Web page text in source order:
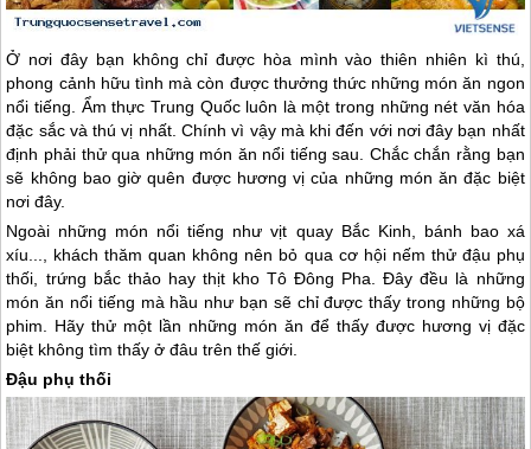
Ở nơi đây bạn không chỉ được hòa mình vào thiên nhiên kì thú,
phong cảnh hữu tình mà còn được thưởng thức những món ăn ngon
nổi tiếng. Ẩm thực Trung Quốcluôn là một trong những nét văn hóa
đặc sắc và thú vị nhất. Chính vì vậy mà khi đến với nơi đây bạn nhất
định phải thử qua những món ăn nổi tiếng sau. Chắc chắn rằng bạn
sẽ không bao giờ quên được hương vị của những món ăn đặc biệt
nơi đây.
Ngoài những món nổi tiếng như vịt quay Bắc Kinh, bánh bao xá
xíu..., khách thăm quan không nên bỏ qua cơ hội nếm thử đậu phụ
thối, trứng bắc thảo hay thịt kho Tô Đông Pha. Đây đều là những
món ăn nổi tiếng mà hầu như bạn sẽ chỉ được thấy trong những bộ
phim. Hãy thử một lần những món ăn để thấy được hương vị đặc
biệt không tìm thấy ở đâu trên thế giới.
Đậu phụ thối